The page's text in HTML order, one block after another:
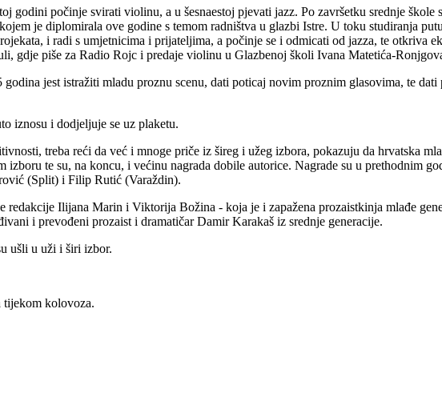
godini počinje svirati violinu, a u šesnaestoj pjevati jazz. Po završetku srednje
je diplomirala ove godine s temom radništva u glazbi Istre. U toku studiranja
i radi s umjetnicima i prijateljima, a počinje se i odmicati od jazza, te otkriva
gdje piše za Radio Rojc i predaje violinu u Glazbenoj školi Ivana Matetića-
jest istražiti mladu proznu scenu, dati poticaj novim proznim glasovima, te
iznosu i dodjeljuje se uz plaketu.
treba reći da već i mnoge priče iz šireg i užeg izbora, pokazuju da hrvatska
izboru te su, na koncu, i većinu nagrada dobile autorice. Nagrade su u prethodnim
(Split) i Filip Rutić (Varaždin).
Ilijana Marin i Viktorija Božina - koja je i zapažena prozaistkinja mlađe
i prevođeni prozaist i dramatičar Damir Karakaš iz srednje generacije.
ušli u uži i širi izbor.
tijekom kolovoza.